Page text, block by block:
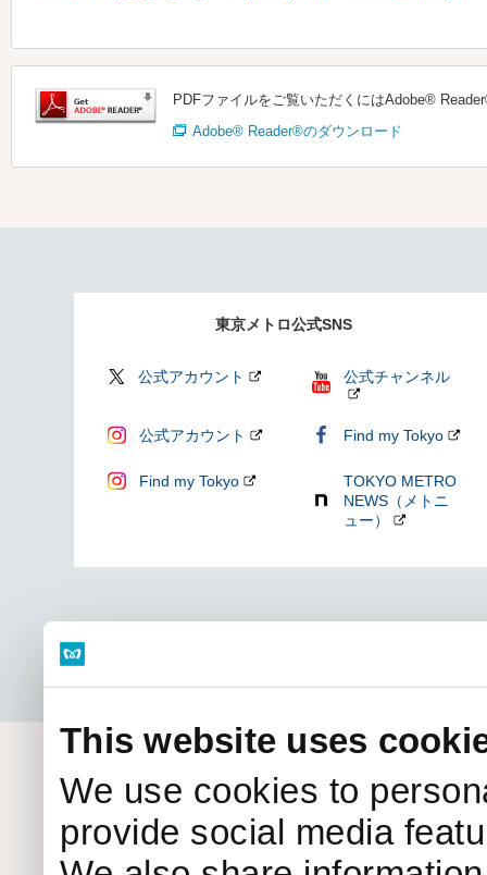
This website uses
We use cookies to
provide social media
PDFファイルをご覧いただくにはAdobe®
Adobe® Reader®のダウンロード
東京メトロ公式SNS
公式アカウント 公式チャンネル
公式アカウント Find my Tokyo
Find my Tokyo
TOKYO METRO
NEWS（メトニ
ュー）